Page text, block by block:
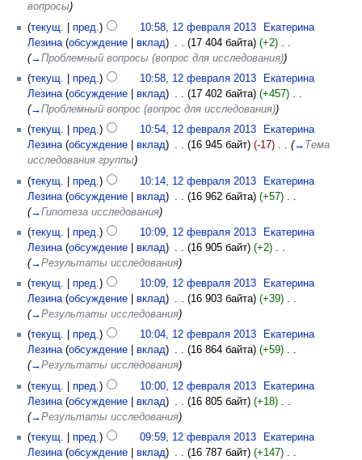
вопросы)
(текущ. пред. ) 10:58, 12 февраля 2013
Екатерина
Лезина (обсуждение вклад) (17 404 байта) (+2)‎
(→Проблемный вопросы (вопрос для исследования))
(текущ. пред.) 10:58, 12 февраля 2013
Екатерина
Лезина (обсуждение вклад) . . (17 402 байта) (+457)‎ . .
(→Проблемный вопрос (вопрос для исследования))
(текущ. пред.) 10:54, 12 февраля 2013
Екатерина
Лезина (обсуждение вклад) . . (16 945 байт) (-17)‎ . . (→ Тема
исследования группы)
(текущ. пред. ) 10:14, 12 февраля 2013
Екатерина
Лезина (обсуждение вклад) (16 962 байта) (+57)‎
(→Гипотеза исследования)
(текущ. пред. ) 10:09, 12 февраля 2013
Екатерина
Лезина (обсуждение вклад) (16 905 байт) (+2)‎
(→Результаты исследования)
(текущ. пред.) 10:09, 12 февраля 2013
Екатерина
Лезина (обсуждение вклад) . . (16 903 байта) (+39)‎ . .
(→Результаты исследования)
(текущ. пред.) 10:04, 12 февраля 2013
Екатерина
Лезина (обсуждение вклад) . . (16 864 байта) (+59)‎ . .
(→Результаты исследования)
(текущ. пред. ) 10:00, 12 февраля 2013
Екатерина
Лезина (обсуждение вклад) (16 805 байт) (+18)‎
(→Результаты исследования)
(текущ. пред.) 09:59, 12 февраля 2013
Екатерина
Лезина (обсуждение вклад) . . (16 787 байт) (+147)‎ . .